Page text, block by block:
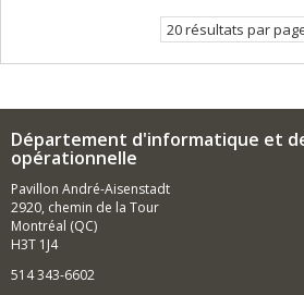
20 résultats par
Département d'informatique et
opérationnelle
Pavillon André-Aisenstadt
2920, chemin de la Tour
Montréal (QC)
H3T 1J4
514 343-6602